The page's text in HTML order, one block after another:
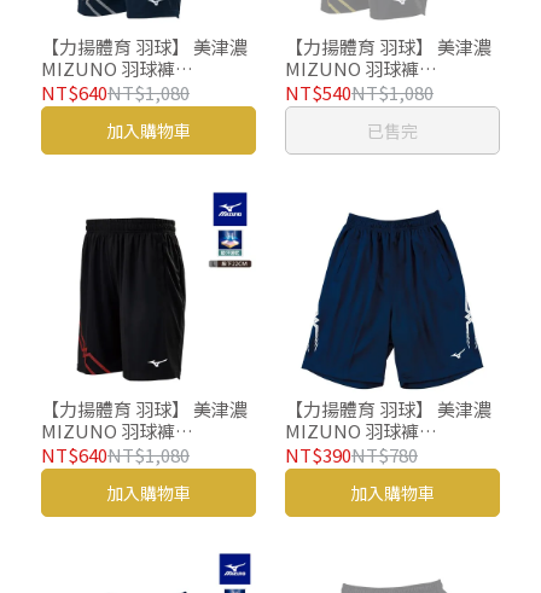
【力揚體育 羽球】 美津濃
MIZUNO 羽球褲
72TBBA1614 羽球短褲 運
動短褲
NT$640NT$1,080
加入購物車
【力揚體育 羽球】 美津濃
MIZUNO 羽球褲
72TBBA1694 羽球短褲 運
動短褲
NT$540NT$1,080
已售完
【力揚體育 羽球】 美津濃
MIZUNO 羽球褲
72TBBA1696 羽球短褲 運
動短褲
NT$640NT$1,080
加入購物車
【力揚體育 羽球】 美津濃
MIZUNO 羽球褲
V2TB2A1614 羽球短褲 運
動短褲
NT$390NT$780
加入購物車